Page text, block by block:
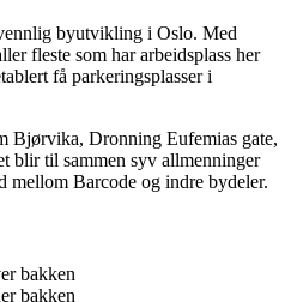
byutvikling i Oslo. Med
fleste som har arbeidsplass her
få parkeringsplasser i
Bjørvika, Dronning Eufemias gate,
blir til sammen syv allmenninger
mellom Barcode og indre bydeler.
bakken
bakken